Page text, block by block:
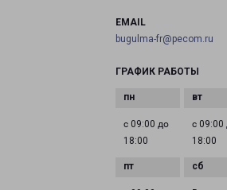
EMAIL
bugulma-fr@pecom.ru
ГРАФИК РАБОТЫ
с 09:00 до
18:00
с 09:00
18:00